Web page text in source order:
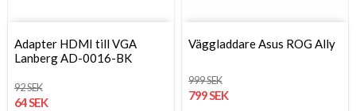
Adapter HDMI till VGA
Lanberg AD-0016-BK
92 SEK
64 SEK
Väggladdare Asus ROG Ally
999 SEK
799 SEK